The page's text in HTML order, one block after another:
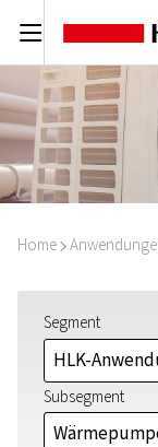
C
Home I
Segment
HLK-
Subsegment